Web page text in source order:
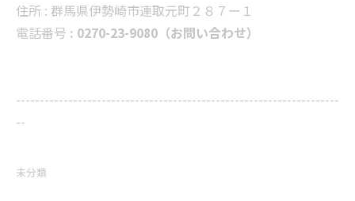
住所 : 群馬県伊勢崎市連取元町２８７ー１
電話番号 : 0270-23-9080（お問い合わせ）
--------------------------------------------------------------------
--
未分類